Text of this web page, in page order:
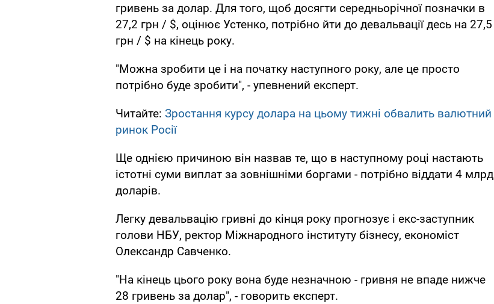
гривень за долар. Для того, щоб досягти середньорічної позначки в
27,2 грн / $, оцінює Устенко, потрібно йти до девальвації десь на 27,5
грн / $ на кінець року.
"Можна зробити це і на початку наступного року, але це просто
потрібно буде зробити", - упевнений експерт.
Читайте: Зростання курсу долара на цьому тижні обвалить валютний
ринок Росії
Ще однією причиною він назвав те, що в наступному році настають
істотні суми виплат за зовнішніми боргами - потрібно віддати 4 млрд
доларів.
Легку девальвацію гривні до кінця року прогнозує і екс-заступник
голови НБУ, ректор Міжнародного інституту бізнесу, економіст
Олександр Савченко.
"На кінець цього року вона буде незначною - гривня не впаде нижче
28 гривень за долар", - говорить експерт.